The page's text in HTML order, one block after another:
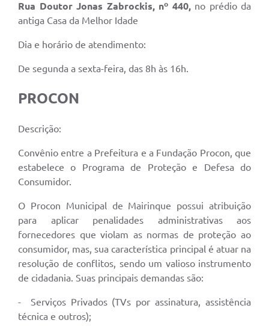
Rua Doutor Jonas Zabrockis, nº 440,no prédio da
antiga Casa da Melhor Idade
Dia e horário de atendimento:
De segunda a sexta-feira, das 8h às 16h.
PROCON
Descrição:
Convênio entre a Prefeitura e a Fundação Procon, que
estabelece o Programa de Proteção e Defesa do
Consumidor.
O Procon Municipal de Mairinque possui atribuição
para aplicar penalidades administrativas aos
fornecedores que violam as normas de proteção ao
consumidor, mas, sua característica principal é atuar na
resolução de conflitos, sendo um valioso instrumento
de cidadania. Suas principais demandas são:
- Serviços Privados (TVs por assinatura, assistência
técnica e outros);